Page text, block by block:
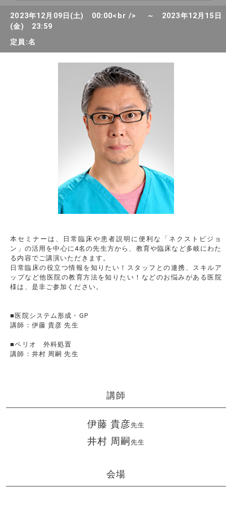
2023年12月09日(土) 00:00<br /> ～ 2023年12月15日
(金) 23:59
定員:名
本セミナーは、日常臨床や患者説明に便利な「ネクストビジョ
ン」の活用を中心に4名の先生方から、教育や臨床など多岐にわた
る内容でご講演いただきます。
日常臨床の役立つ情報を知りたい！スタッフとの連携、スキルア
ップなど他医院の教育方法を知りたい！などのお悩みがある医院
様は、是非ご参加ください。
■医院システム形成・GP
講師：伊藤 貴彦 先生
■ペリオ 外科処置
講師：井村 周嗣 先生
講師
伊藤 貴彦先生
井村 周嗣先生
会場